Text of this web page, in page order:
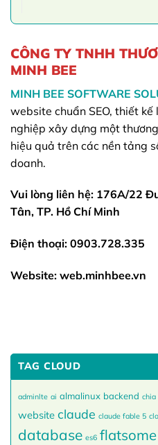
CÔNG TY TNHH
MINH BEE
MINH BEE SOFTWARE
website chuẩn SEO, thiết
nghiệp xây dựng một
hiệu quả trên các nền tảng
doanh.
Vui lòng liên hệ: 176A/22
Tân, TP. Hồ Chí Minh
Điện thoại: 0903.728.335
Website: web.minhbee.vn
TAG CLOUD
adminlte ai almalinux backend chia
website claude claude fable 5
database es6 flatsome